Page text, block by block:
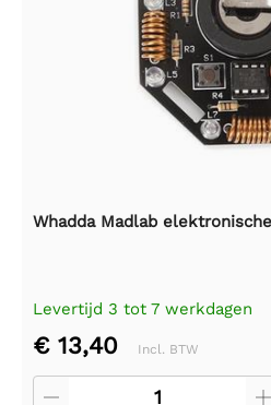
Whadda Madlab
Levertijd 3 tot 7 werkdagen
€ 13,40 Incl. BTW